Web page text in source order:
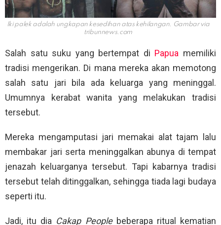
Iki palek adalah ungkapan kesedihan atas kehilangan. Gambar via
tribunnews.com
Salah satu suku yang bertempat di Papua memiliki
tradisi mengerikan. Di mana mereka akan memotong
salah satu jari bila ada keluarga yang meninggal.
Umumnya kerabat wanita yang melakukan tradisi
tersebut.
Mereka mengamputasi jari memakai alat tajam lalu
membakar jari serta meninggalkan abunya di tempat
jenazah keluarganya tersebut. Tapi kabarnya tradisi
tersebut telah ditinggalkan, sehingga tiada lagi budaya
seperti itu.
Jadi, itu dia Cakap People beberapa ritual kematian